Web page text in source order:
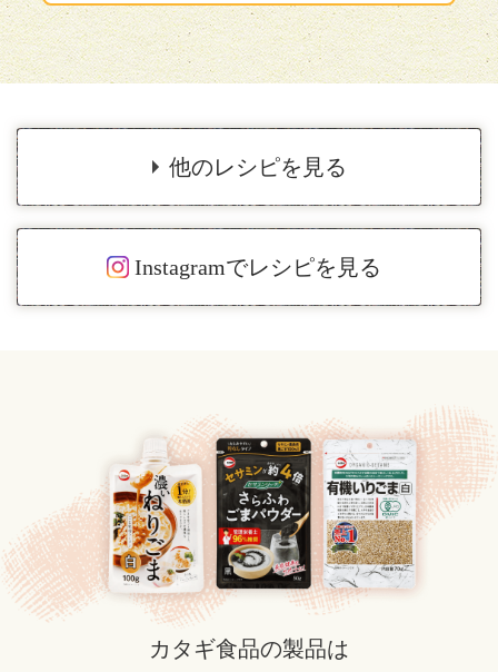
他のレシピを見る
Instagramでレシピを見る
カタギ食品の製品は